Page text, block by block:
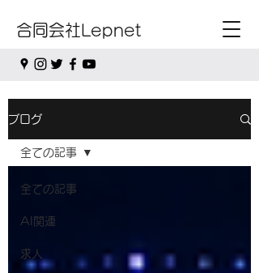
合同会社Lepnet
ブログ
全ての記事
AI関連
求人
全ての記事